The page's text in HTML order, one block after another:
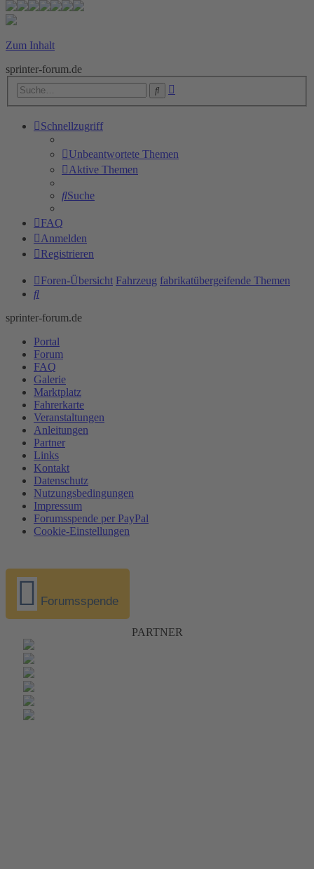
Zum Inhalt
sprinter-forum.de
Suche
Schnellzugriff
Unbeantwortete Themen
Aktive Themen
Suche
FAQ
Anmelden
Registrieren
Foren-Übersicht Fahrzeug fabrikatübergeifende Themen
Suche
sprinter-forum.de
Portal
Forum
FAQ
Galerie
Marktplatz
Fahrerkarte
Veranstaltungen
Anleitungen
Partner
Links
Kontakt
Datenschutz
Nutzungsbedingungen
Impressum
Forumsspende per PayPal
Cookie-Einstellungen
Forumsspende
PARTNER